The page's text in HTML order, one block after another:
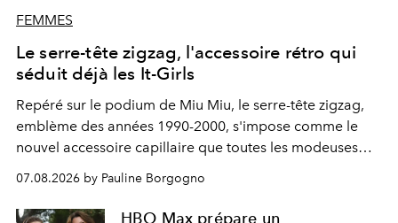
FEMMES
Le serre-tête zigzag, l'accessoire rétro qui
séduit déjà les It-Girls
Repéré sur le podium de Miu Miu, le serre-tête zigzag,
emblème des années 1990-2000, s'impose comme le
nouvel accessoire capillaire que toutes les modeuses
s'arrachent déjà.
07.08.2026 by Pauline Borgogno
HBO Max prépare un